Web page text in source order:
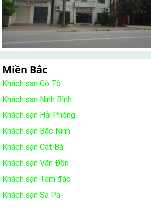
Miền Bắc
Khách sạn Cô Tô
Khách sạn Ninh Bình
Khách sạn Hải Phòng
Khách sạn Bắc Ninh
Khách sạn Cát Bà
Khách sạn Vân Đồn
Khách sạn Tam đào
Khách sạn Sa Pa